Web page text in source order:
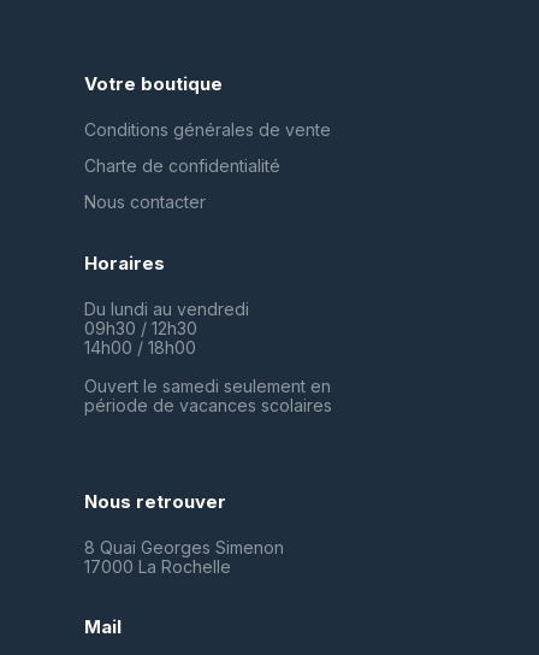
Votre boutique
Conditions générales de vente
Charte de confidentialité
Nous contacter
Horaires
Du lundi au vendredi
09h30 / 12h30
14h00 / 18h00
Ouvert le samedi seulement en
période de vacances scolaires
Nous retrouver
8 Quai Georges Simenon
17000 La Rochelle
Mail